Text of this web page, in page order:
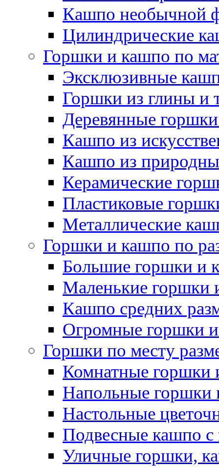
Кашпо необычной
Цилиндрические
Горшки и кашпо по
Эксклюзивные
Горшки из глины и
Деревянные
Кашпо из
Кашпо из
Керамические
Пластиковые
Металлические
Горшки и кашпо по
Большие горшки и
Маленькие горшки
Кашпо средних
Огромные горшки
Горшки по месту
Комнатные горшки
Напольные горшки
Настольные
Подвесные кашпо с
Уличные горшки,